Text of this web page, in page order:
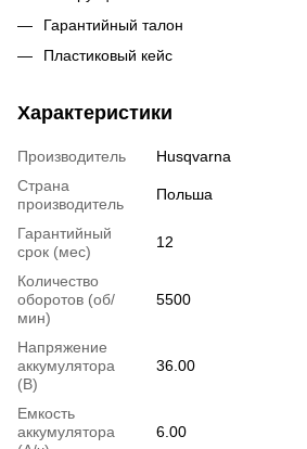
Гарантийный талон
Пластиковый кейс
Характеристики
Производитель
Husqvarna
Страна
производитель
Польша
Гарантийный
срок (мес)
12
Количество
оборотов (об/
мин)
5500
Напряжение
аккумулятора
(В)
36.00
Емкость
аккумулятора
6.00